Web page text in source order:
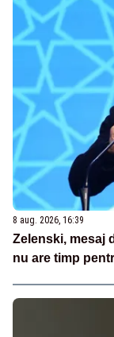
8 aug. 2026, 16:39
Zelenski, mesaj
nu are timp